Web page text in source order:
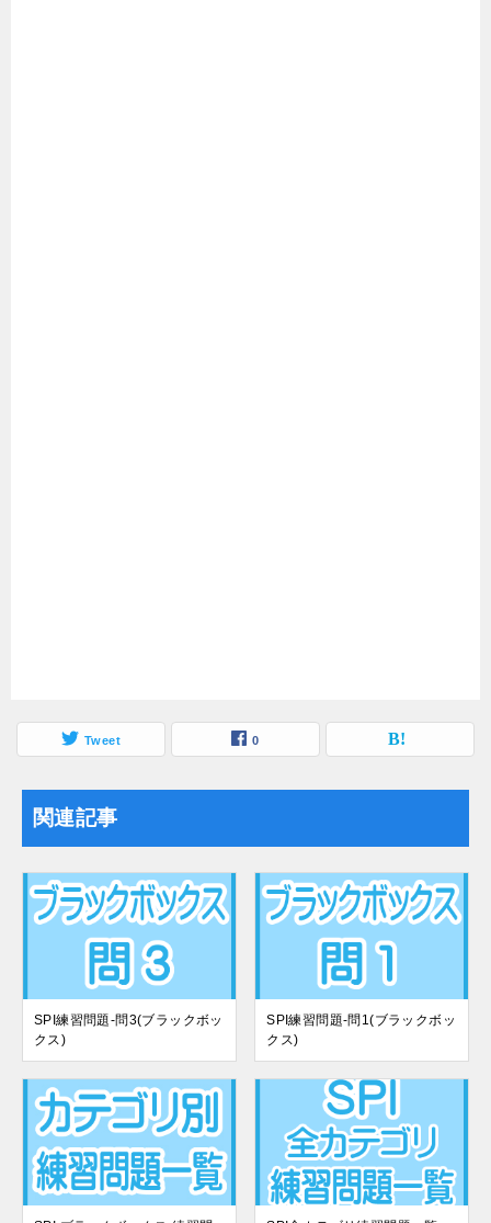
Tweet 0
関連記事
SPI練習問題-問3(ブラックボッ
クス)
SPI練習問題-問1(ブラックボッ
クス)